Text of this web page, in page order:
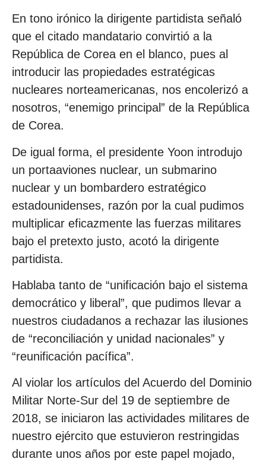
En tono irónico la dirigente partidista señaló
que el citado mandatario convirtió a la
República de Corea en el blanco, pues al
introducir las propiedades estratégicas
nucleares norteamericanas, nos encolerizó a
nosotros, “enemigo principal” de la República
de Corea.
De igual forma, el presidente Yoon introdujo
un portaaviones nuclear, un submarino
nuclear y un bombardero estratégico
estadounidenses, razón por la cual pudimos
multiplicar eficazmente las fuerzas militares
bajo el pretexto justo, acotó la dirigente
partidista.
Hablaba tanto de “unificación bajo el sistema
democrático y liberal”, que pudimos llevar a
nuestros ciudadanos a rechazar las ilusiones
de “reconciliación y unidad nacionales” y
“reunificación pacífica”.
Al violar los artículos del Acuerdo del Dominio
Militar Norte-Sur del 19 de septiembre de
2018, se iniciaron las actividades militares de
nuestro ejército que estuvieron restringidas
durante unos años por este papel mojado,